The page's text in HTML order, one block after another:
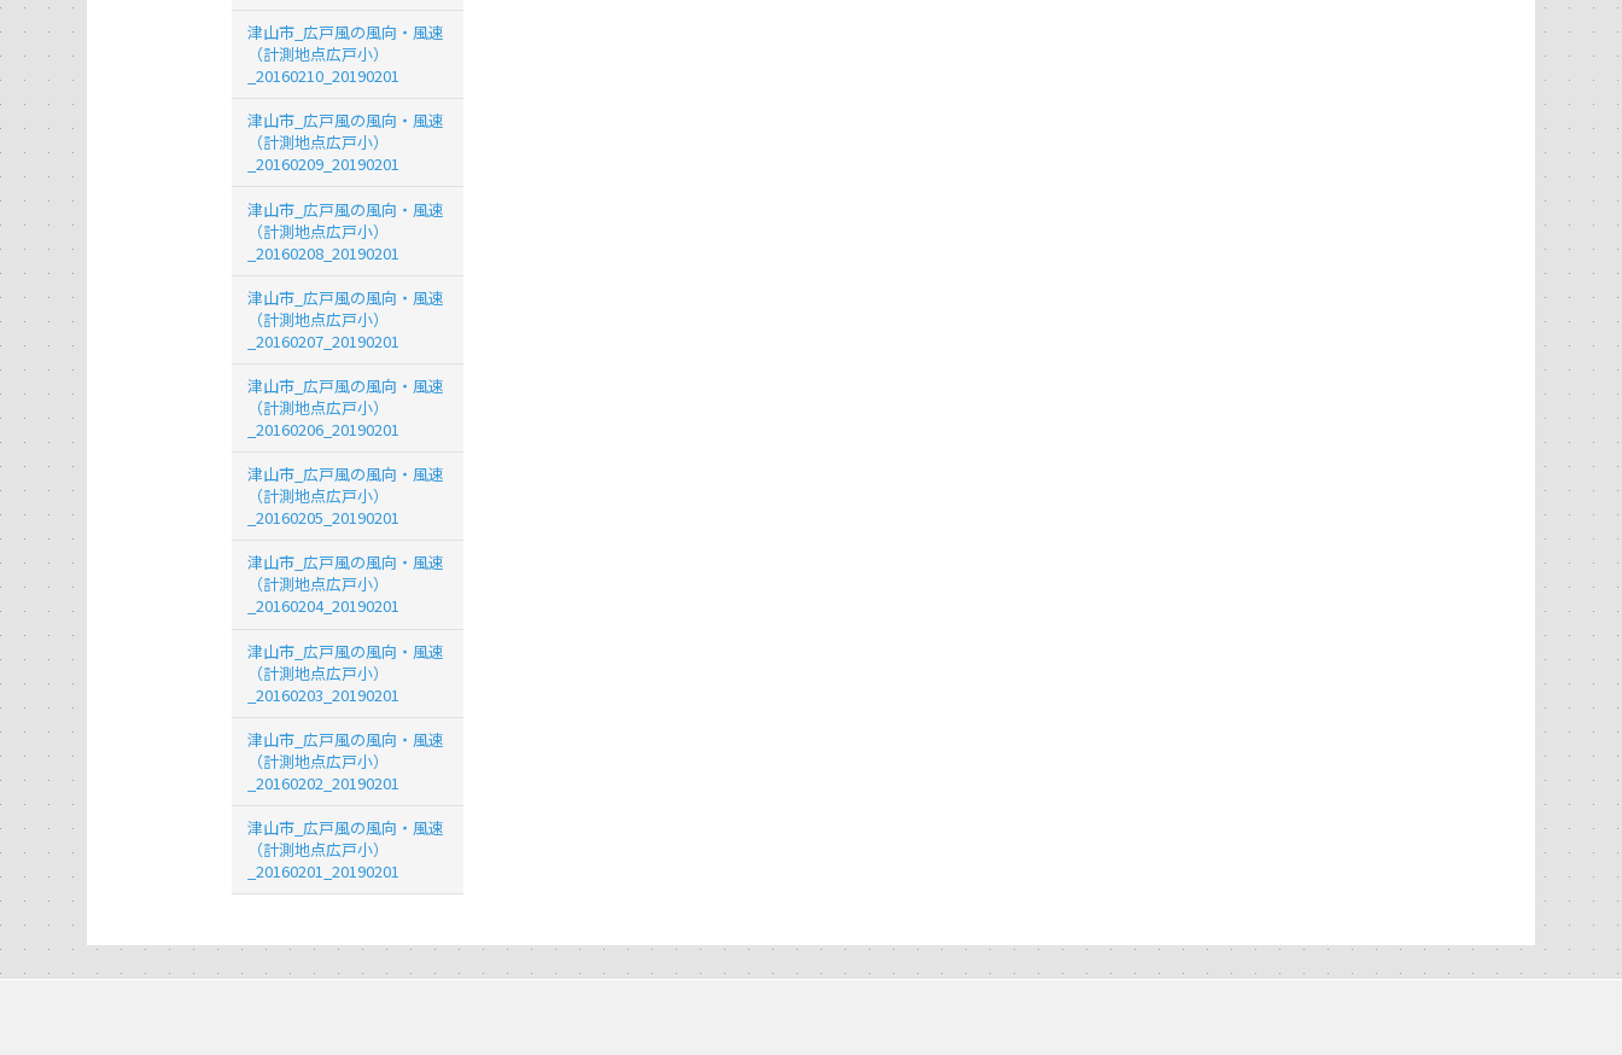
津山市_広戸風の風向・風速
（計測地点広戸小）
_20160210_20190201
津山市_広戸風の風向・風速
（計測地点広戸小）
_20160209_20190201
津山市_広戸風の風向・風速
（計測地点広戸小）
_20160208_20190201
津山市_広戸風の風向・風速
（計測地点広戸小）
_20160207_20190201
津山市_広戸風の風向・風速
（計測地点広戸小）
_20160206_20190201
津山市_広戸風の風向・風速
（計測地点広戸小）
_20160205_20190201
津山市_広戸風の風向・風速
（計測地点広戸小）
_20160204_20190201
津山市_広戸風の風向・風速
（計測地点広戸小）
_20160203_20190201
津山市_広戸風の風向・風速
（計測地点広戸小）
_20160202_20190201
津山市_広戸風の風向・風速
（計測地点広戸小）
_20160201_20190201